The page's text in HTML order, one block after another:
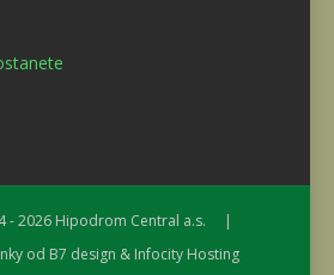
- 2026 Hipodrom Central a.s. |
od B7 design & Infocity Hosting